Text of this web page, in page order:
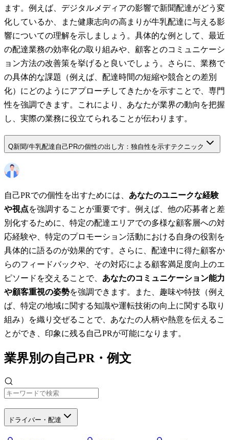
ます。例えば、デジタルメディアの影響で新聞配達がどう変
化しているか、また健康志向の高まりが牛乳配達に与える影
響についての理解を示しましょう。具体的な例として、最近
の配達業務の効率化の取り組みや、顧客とのコミュニケーシ
ョン方法の改善策を挙げると良いでしょう。さらに、業務で
の具体的な課題（例えば、配達時間の短縮や競合との差別
化）にどのようにアプローチしてきたかを示すことで、専門
性を強調できます。これにより、あなたが業界の動向を把握
し、実際の業務に役立てられることが伝わります。
Q新聞/牛乳配達自己PRの個性の出し方：独自性を示すテクニック
自己PRでの個性を出すためには、 あなたのユニークな経験
や視点を強調することが重要です。例えば、他の応募者と差
別化するために、特定の配達エリアでの多様な顧客層への対
応経験や、特定のプロモーション活動における自身の役割を
具体的に語るのが効果的です。さらに、配達中に得た顧客か
らのフィードバックや、その対応による顧客満足度向上のエ
ピソードを交えることで、 あなたのコミュニケーション能力
や顧客重視の姿勢を強調できます。また、趣味や特技（例え
ば、特定の地域に関する知識や運転技術の向上に関する取り
組み）を織り交ぜることで、あなたの人柄や熱意を伝えるこ
とができ、印象に残る自己PRが可能になります。
業界別の自己PR・例文
ドライバー・配達